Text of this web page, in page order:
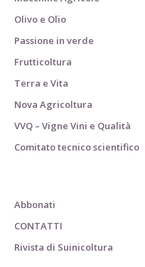
Olivo e Olio
Passione in verde
Frutticoltura
Terra e Vita
Nova Agricoltura
VVQ – Vigne Vini e Qualità
Comitato tecnico scientifico
Abbonati
CONTATTI
Rivista di Suinicoltura